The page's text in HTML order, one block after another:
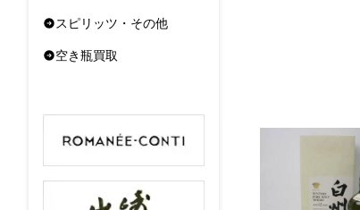
スピリッツ・その他
空き瓶買取